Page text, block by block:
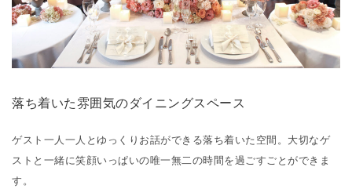
落ち着いた雰囲気のダイニングスペース
ゲスト一人一人とゆっくりお話ができる落ち着いた空間。大切なゲ
ストと一緒に笑顔いっぱいの唯一無二の時間を過ごすごとができま
す。